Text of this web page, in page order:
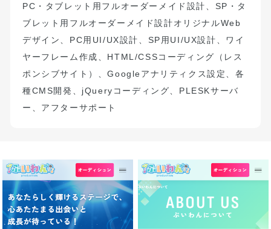
PC ・タブレット用フルオーダーメイド設計 SP ・タ
ブレット用フルオーダーメイド設計オリジナルWeb
デザイン、 PC用 UI/UX設計、 SP 用 UI/UX設計、ワイ
ヤーフレーム作成、 HTML/CSSコーディング（ レス
ポンシブサイト）
、Googleアナリティクス設定、各
種CMS開発、 jQuery コーディング、 PLESKサーバ
ー、アフターサポート